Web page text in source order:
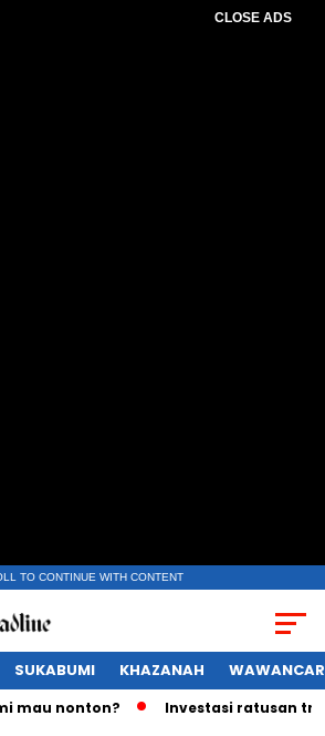
CLOSE ADS
TO CONTINUE WITH CONTENT
SUKABUMI KHAZANAH
nonton? Investasi ratusan triliun